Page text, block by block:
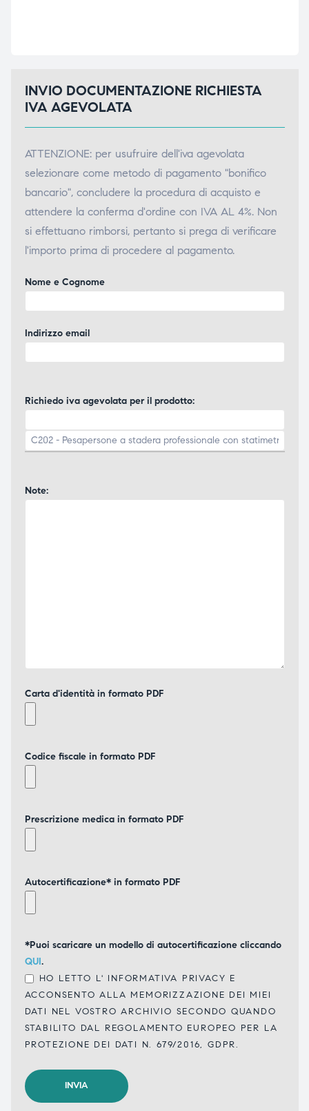
INVIO DOCUMENTAZIONE RICHIESTA
IVA AGEVOLATA
ATTENZIONE: per usufruire dell'iva agevolata
selezionare come metodo di pagamento "bonifico
bancario", concludere la procedura di acquisto e
attendere la conferma d'ordine con IVA AL 4%. Non
si effettuano rimborsi, pertanto si prega di verificare
l'importo prima di procedere al pagamento.
Nome e Cognome
Indirizzo email
Richiedo iva agevolata per il prodotto:
Note:
Carta d'identità in formato PDF
Codice fiscale in formato PDF
Prescrizione medica in formato PDF
Autocertificazione* in formato PDF
*Puoi scaricare un modello di autocertificazione cliccando
QUI.
HO LETTO L' INFORMATIVA PRIVACY E
ACCONSENTO ALLA MEMORIZZAZIONE DEI MIEI
DATI NEL VOSTRO ARCHIVIO SECONDO QUANDO
STABILITO DAL REGOLAMENTO EUROPEO PER LA
PROTEZIONE DEI DATI N. 679/2016, GDPR.